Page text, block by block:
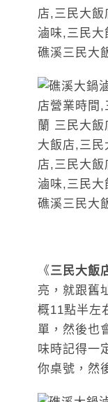
《三民大飯
亮，就跟舊
概11點半左
單，然後也
味時記得一
你桌號，然